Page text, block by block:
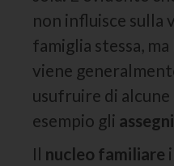
non influisce sulla
famiglia stessa,
viene
usufruire di alcune
esempio gli
Il nucleo familiare